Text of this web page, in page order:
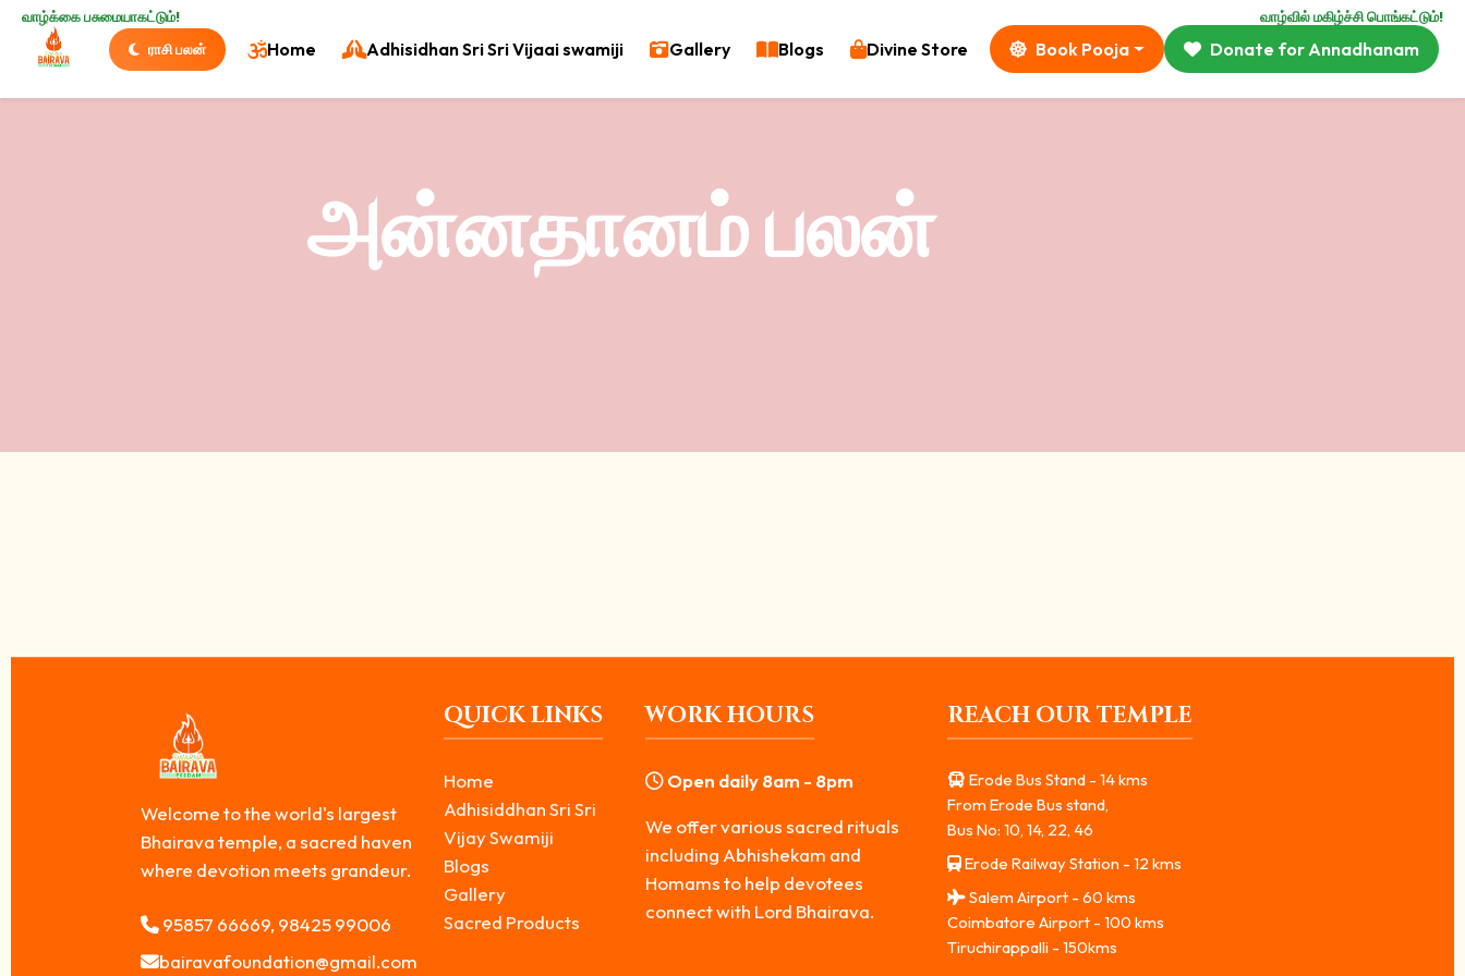
வாழ்க்கை பசுமையாகட்டும்! வாழ்வில் மகிழ்ச்சி பொங்கட்டும்!
ராசி பலன் Home Adhisidhan Sri Sri Vijaai swamiji Gallery Blogs Divine Store Book Pooja Donate for Annadhanam
அன்னதானம் பலன்
Welcome to the world's largest
Bhairava temple, a sacred haven
where devotion meets grandeur.
95857 66669, 98425 99006
bairavafoundation@gmail.com
QUICK LINKS
Home
Adhisiddhan Sri Sri
Vijay Swamiji
Blogs
Gallery
Sacred Products
WORK HOURS
Open daily 8am - 8pm
We offer various sacred rituals
including Abhishekam and
Homams to help devotees
connect with Lord Bhairava.
REACH OUR TEMPLE
Erode Bus Stand - 14 kms
From Erode Bus stand,
Bus No: 10, 14, 22, 46
Erode Railway Station - 12 kms
Salem Airport - 60 kms
Coimbatore Airport - 100 kms
Tiruchirappalli - 150kms